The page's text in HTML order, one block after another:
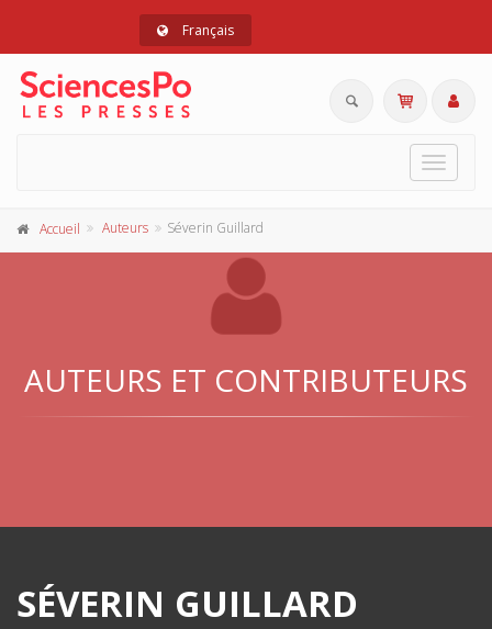
Français
Toggle
Accueil Auteurs Séverin Guillard
AUTEURS ET CONTRIBUTEURS
SÉVERIN GUILLARD